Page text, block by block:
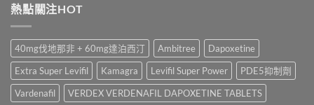
錢、
用
全
面
比
較
Oral
面
比
較〉
中
犀
學
名
購
買
渠
大
Levifil
評
價：
印
度
樂
威
熱點關注HOT
40mg伐地那非 + 60mg達泊西汀 Ambitree
Dapoxetine
Extra Super Levifil
Kamagra Levifil Super Power
PDE5抑制劑
Vardenafil
VERDEX VERDENAFIL DAPOXETINE TABLETS